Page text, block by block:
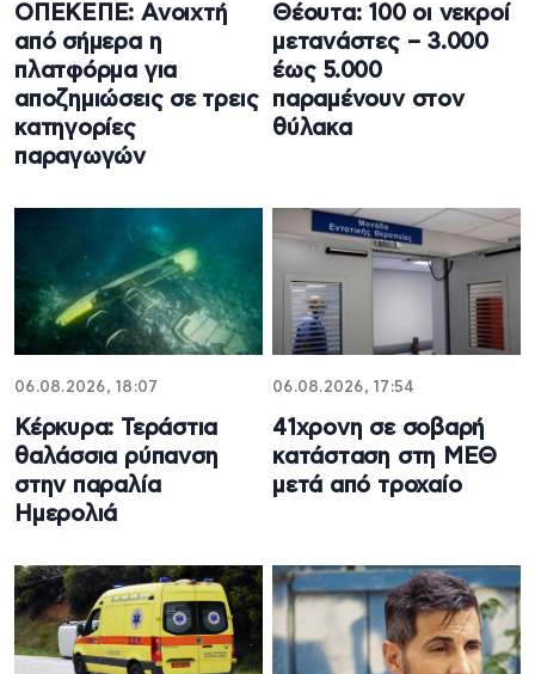
ΟΠΕΚΕΠΕ: Ανοιχτή
από σήμερα η
πλατφόρμα για
αποζημιώσεις σε τρεις
κατηγορίες
παραγωγών
Θέουτα: 100 οι νεκροί
μετανάστες – 3.000
έως 5.000
παραμένουν στον
θύλακα
06.08.2026, 18:07
Κέρκυρα: Τεράστια
θαλάσσια ρύπανση
στην παραλία
Ημερολιά
06.08.2026, 17:54
41χρονη σε σοβαρή
κατάσταση στη ΜΕΘ
μετά από τροχαίο